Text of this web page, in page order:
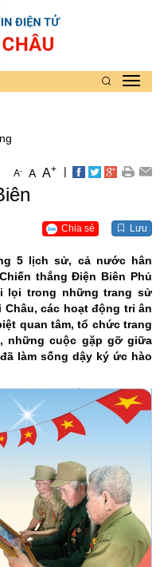
A- A A+ |
Chia sẻ Lưu
5 lịch sử, cả nước hân
thắng Điện Biên Phủ
lọi trong những trang sử
các hoạt động tri ân
quan tâm, tổ chức trang
những cuộc gặp gỡ giữa
làm sống dậy ký ức hào